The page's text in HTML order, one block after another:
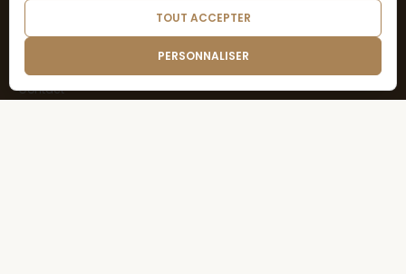
À propos
Contact
TOUT ACCEPTER
PERSONNALISER